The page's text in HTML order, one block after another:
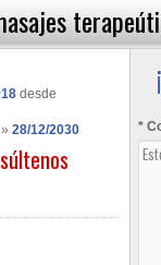
desde
» 28/12/2030 *